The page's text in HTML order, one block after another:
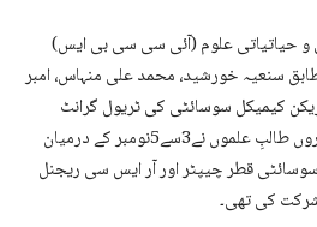
و حیاتیاتی علوم (آئی سی سی بی ایس)
سنعیہ خورشید، محمد علی منہاس، امبر
کیمیکل سوسائٹی کی ٹریول گرانٹ
جیتی تھی جس کے تحت ان چاروں طالبِ علموں نے3سے5نومبر کے درمیان
قطر چیپٹر اور آر ایس سی ریجنل